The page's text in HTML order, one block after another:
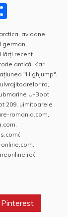
a
rt
aj
e
a
z
ă
avioane
german
Hărţi recent
antică Karl
"Highjump"
U-Boot
209 uimitoarele
romania.com
,
,
Pinterest